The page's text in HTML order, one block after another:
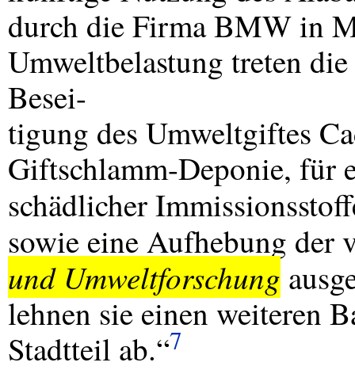
durch die FirmaBMWin
Umweltbelastung treten
Besei-
tigung des Umweltgiftes
Giftschlamm-Deponie, für
schädlicher
sowie eine Aufhebung der
und Umweltforschung
lehnen sie einen weiteren
Stadtteil ab.“7